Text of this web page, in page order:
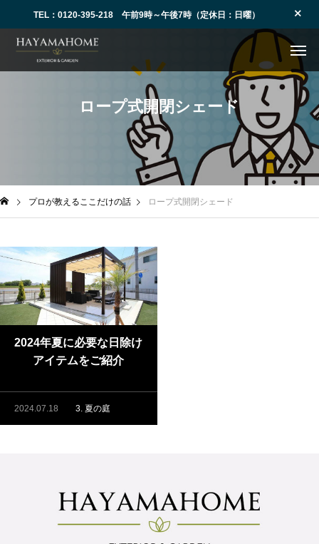
TEL：0120-395-218 午前9時～午後7時（定休日：日曜）
ロープ式開閉シェード
プロが教えるここだけの話 ロープ式開閉シェード
2024年夏に必要な日除け
アイテムをご紹介
2024.07.18 3. 夏の庭